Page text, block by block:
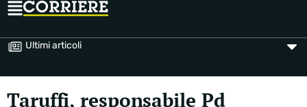
Ultimi articoli
Taruffi, responsabile Pd